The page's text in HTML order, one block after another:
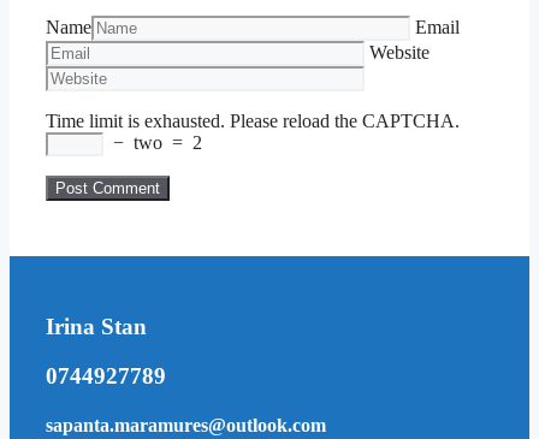
Name
Email
Website
Time limit is exhausted. Please reload the CAPTCHA.
− two = 2
Irina Stan
0744927789
sapanta.maramures@outlook.com